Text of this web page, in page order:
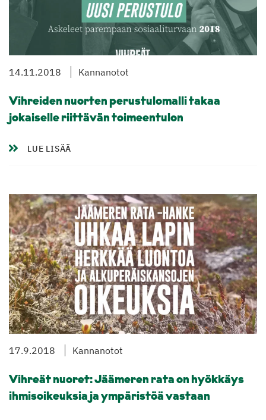
14.11.2018 Kannanotot
Vihreiden nuorten perustulomalli takaa
jokaiselle riittävän toimeentulon
LUE LISÄÄ
17.9.2018 Kannanotot
Vihreät nuoret: Jäämeren rata on hyökkäys
ihmisoikeuksia ja ympäristöä vastaan